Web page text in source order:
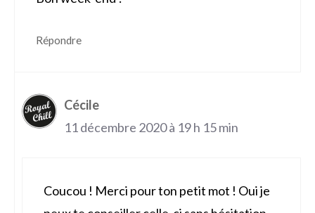
Répondre
Cécile
11 décembre 2020 à 19 h 15 min
Coucou ! Merci pour ton petit mot ! Oui je